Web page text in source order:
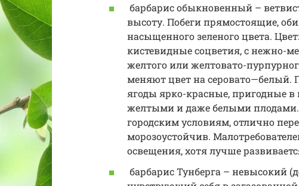
барбарис обыкновенный –
высоту. Побеги прямостоящие,
насыщенного зеленого цвета.
кистевидные соцветия, с нежно-
желтого или желтовато-
меняют цвет на серовато—белый.
ягоды ярко-красные, пригодные
желтыми и даже белыми плодами.
городским условиям, отлично
морозоустойчив.
освещения, хотя лучше
барбарис Тунберга – невысокий